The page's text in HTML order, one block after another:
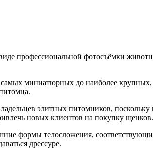
профессиональной фотосъёмки
миниатюрных до наиболее
элитных питомников,
новых клиентов на покупку щенков.
формы телосложения,
дрессуре.